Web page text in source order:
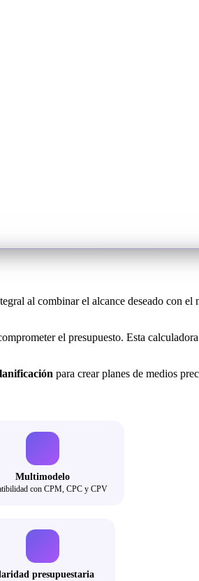
al combinar el alcance deseado con
el presupuesto. Esta
para crear planes de medios
Multimodelo
con CPM, CPC y CPV
presupuestaria